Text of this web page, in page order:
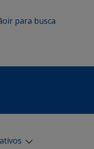
ir para busca